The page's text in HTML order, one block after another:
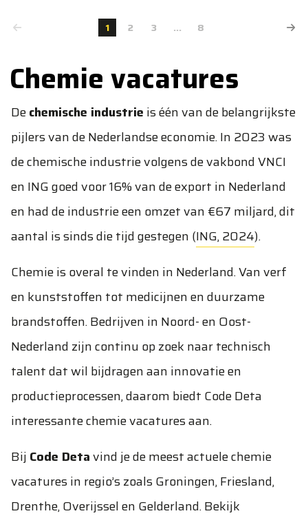
1 2 3 ... 8
Chemie vacatures
Dechemische industrie is één van de belangrijkste
pijlers van de Nederlandse economie. In 2023 was
de chemische industrie volgens de vakbond VNCI
en ING goed voor 16% van de export in Nederland
en had de industrie een omzet van €67 miljard, dit
aantal is sinds die tijd gestegen (ING, 2024).
Chemie is overal te vinden in Nederland. Van verf
en kunststoffen tot medicijnen en duurzame
brandstoffen. Bedrijven in Noord- en Oost-
Nederland zijn continu op zoek naar technisch
talent dat wil bijdragen aan innovatie en
productieprocessen, daarom biedt Code Deta
interessante chemie vacatures aan.
Bij Code Detavind je de meest actuele chemie
vacatures in regio’s zoals Groningen, Friesland,
Drenthe, Overijssel en Gelderland. Bekijk